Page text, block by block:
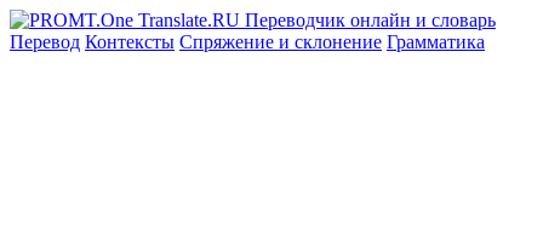
Перевод Контексты Спряжение и склонение Грамматика